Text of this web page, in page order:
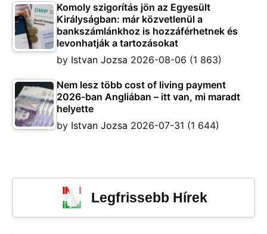
Komoly szigorítás jön az Egyesült
Királyságban: már közvetlenül a
bankszámlánkhoz is hozzáférhetnek és
levonhatják a tartozásokat
by Istvan Jozsa 2026-08-06 (1 863)
Nem lesz több cost of living payment
2026-ban Angliában – itt van, mi maradt
helyette
by Istvan Jozsa 2026-07-31 (1 644)
Legfrissebb Hírek